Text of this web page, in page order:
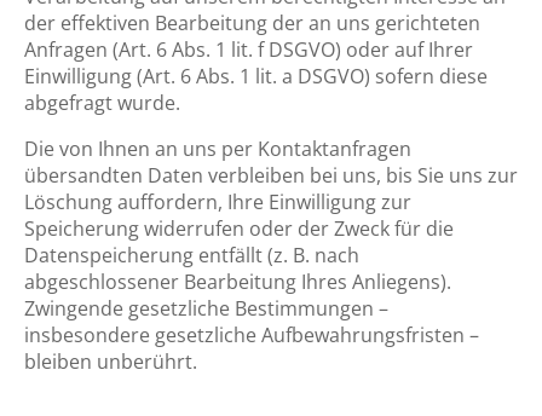
der effektiven Bearbeitung der an uns gerichteten
Anfragen (Art. 6 Abs. 1 lit. f DSGVO) oder auf Ihrer
Einwilligung (Art. 6 Abs. 1 lit. a DSGVO) sofern diese
abgefragt wurde.
Die von Ihnen an uns per Kontaktanfragen
übersandten Daten verbleiben bei uns, bis Sie uns zur
Löschung auffordern, Ihre Einwilligung zur
Speicherung widerrufen oder der Zweck für die
Datenspeicherung entfällt (z. B. nach
abgeschlossener Bearbeitung Ihres Anliegens).
Zwingende gesetzliche Bestimmungen –
insbesondere gesetzliche Aufbewahrungsfristen –
bleiben unberührt.